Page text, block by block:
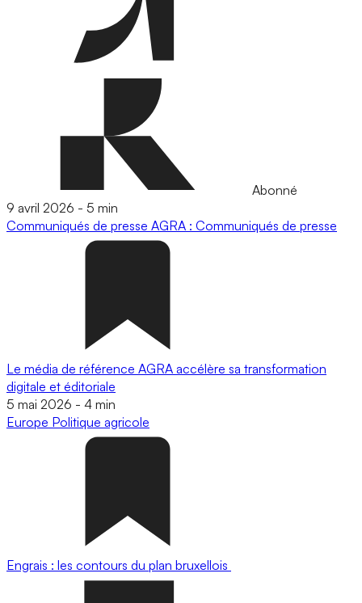
Abonné
9 avril 2026 - 5 min
Communiqués de presse AGRA : Communiqués de presse
Le média de référence AGRA accélère sa transformation
digitale et éditoriale
5 mai 2026 - 4 min
Europe Politique agricole
Engrais : les contours du plan bruxellois